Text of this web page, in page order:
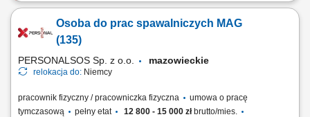
tanków przemysłowych. Prowadzenie procesu dozowania i rozlewu
płynnych komponentów chemicznych do odpowiednich pojemników
Osoba do prac spawalniczych MAG
(135)
PERSONALSOS Sp. z o.o. mazowieckie
relokacja do: Niemcy
pracownik fizyczny / pracowniczka fizyczna
umowa o pracę
tymczasową
pełny etat 12 800 - 15 000 złbrutto/mies.